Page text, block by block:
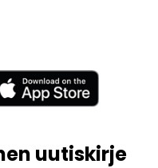
uutiskirje